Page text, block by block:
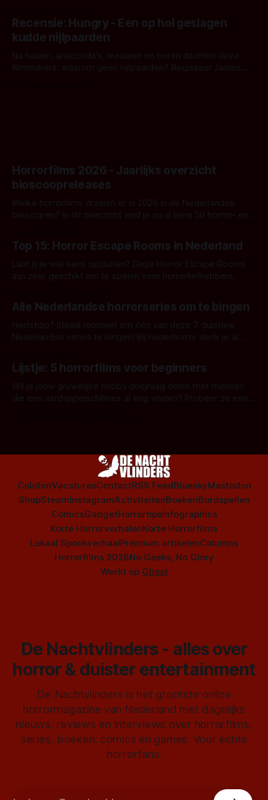
achtergrond, belooft iets kleurrijks maar onheilspellends,
iets ongrijpbaars. En dat maakt De Groen met ieder woord
waar.
Recensie: Hungry - Een op hol geslagen
kudde nijlpaarden
Na haaien, anaconda's, leeuwen en beren dachten deze
filmmakers: waarom geen nijlpaarden? Regisseur James
Horrorfilms 2026 - Jaarlijks overzicht
bioscoopreleases
Welke horrorfilms draaien er in 2026 in de Nederlandse
bioscopen? In dit overzicht vind je nu al bijna 50 horror- en
Top 15: Horror Escape Rooms in Nederland
Laat jij je wel eens opsluiten? Deze Horror Escape Rooms
zijn zeer geschikt om te spelen voor horrorliefhebbers.
Alle Nederlandse horrorseries om te bingen
Herfstdip? Ideaal moment om één van deze 7 duistere
Nederlandse series te bingen! Bij nederhorror denk je al
Amsterdamned of The Johnsons. Maar Nederlandse horror
is niet beperkt tot films. Hier een aantal Nederlandse tv-
series uit het duistere of horrorgenre. Als
Lijstje: 5 horrorfilms voor beginners
Wil je jouw gruwelijke hobby dolgraag delen met mensen
die een aardappelschilmes al eng vinden? Probeer ze eens
ColofonVacaturesContactRSS FeedBlueskyMastodon
ShopSteamInstagramActiviteitenBoekenBordspellen
ComicsGadgetHorrortipsInfographics
Korte HorrorverhalenKorte Horrorfilms
Lokaal SpookverhaalPremium artikelenColumns
Horrorfilms 2026No Geeks, No Glory
Werkt op Ghost
De Nachtvlinders - alles over
horror & duister entertainment
De Nachtvlinders is het grootste online
horrormagazine van Nederland met dagelijks
nieuws, reviews en interviews over horrorfilms,
series, boeken, comics en games. Voor echte
horrorfans.